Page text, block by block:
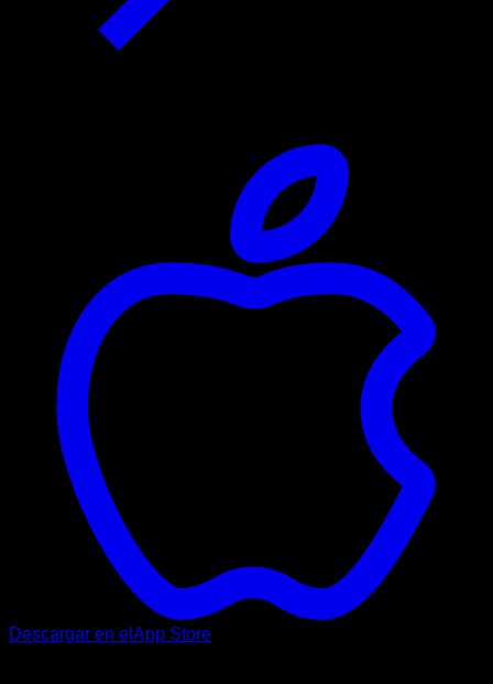
Descargar en el App Store